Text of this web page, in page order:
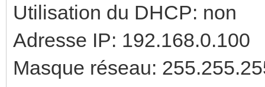
Utilisation du DHCP: non
Adresse IP: 192.168.0.100
Masque réseau: